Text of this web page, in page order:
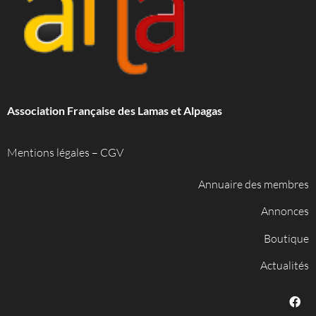
Association Française des Lamas et Alpagas
Mentions légales – CGV
Annuaire des membres
Annonces
Boutique
Actualités